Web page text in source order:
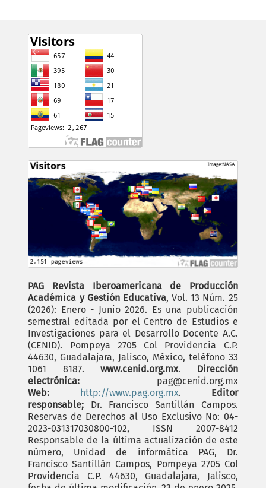
PAG Revista Iberoamericana de Producción
Académica y Gestión Educativa, Vol. 13 Núm. 25
(2026): Enero - Junio 2026. Es una publicación
semestral editada por el Centro de Estudios e
Investigaciones para el Desarrollo Docente A.C.
(CENID). Pompeya 2705 Col Providencia C.P.
44630, Guadalajara, Jalisco, México, teléfono 33
1061 8187.www.cenid.org.mx. Dirección
electrónica: pag@cenid.org.mx
Web:
http://www.pag.org.mx.
Editor
responsable; Dr. Francisco Santillán Campos.
Reservas de Derechos al Uso Exclusivo No: 04-
2023-031317030800-102, ISSN 2007-8412
Responsable de la última actualización de este
número, Unidad de informática PAG, Dr.
Francisco Santillán Campos, Pompeya 2705 Col
Providencia C.P. 44630, Guadalajara, Jalisco,